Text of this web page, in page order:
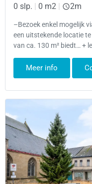
0 slp. | 0 m2 | 2m
–Bezoek enkel mogelijk
een uitstekende locatie
van ca. 130 m² biedt… +
Meer info